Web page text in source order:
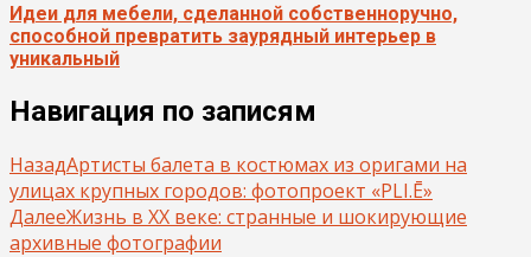
Идеи для мебели, сделанной собственноручно,
способной превратить заурядный интерьер в
уникальный
Навигация по записям
НазадАртисты балета в костюмах из оригами на
улицах крупных городов: фотопроект «PLI.Ē»
ДалееЖизнь в ХХ веке: странные и шокирующие
архивные фотографии